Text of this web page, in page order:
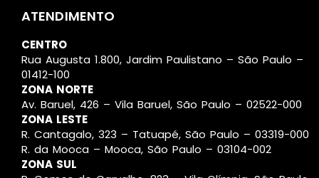
ATENDIMENTO
CENTRO
Rua Augusta 1.800, Jardim Paulistano – São Paulo –
01412-100
ZONA NORTE
Av. Baruel, 426 – Vila Baruel, São Paulo – 02522-000
ZONA LESTE
R. Cantagalo, 323 – Tatuapé, São Paulo – 03319-000
R. da Mooca – Mooca, São Paulo – 03104-002
ZONA SUL